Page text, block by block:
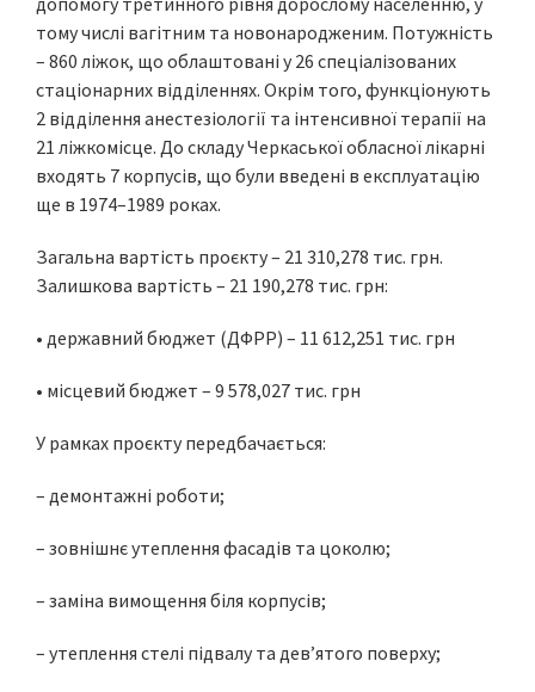
тому числі вагітним та новонародженим. Потужність
– 860 ліжок, що облаштовані у 26 спеціалізованих
стаціонарних відділеннях. Окрім того, функціонують
2 відділення анестезіології та інтенсивної терапії на
21 ліжкомісце. До складу Черкаської обласної лікарні
входять 7 корпусів, що були введені в експлуатацію
ще в 1974–1989 роках.
Загальна вартість проєкту – 21 310,278 тис. грн.
Залишкова вартість – 21 190,278 тис. грн:
• державний бюджет (ДФРР) – 11 612,251 тис. грн
• місцевий бюджет – 9 578,027 тис. грн
У рамках проєкту передбачається:
– демонтажні роботи;
– зовнішнє утеплення фасадів та цоколю;
– заміна вимощення біля корпусів;
– утеплення стелі підвалу та дев’ятого поверху;